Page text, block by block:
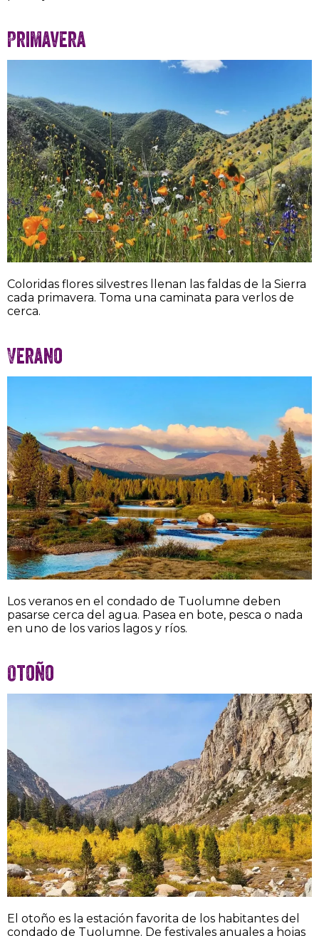
Primavera
Coloridas flores silvestres llenan las faldas de la Sierra
cada primavera. Toma una caminata para verlos de
cerca.
Verano
Los veranos en el condado de Tuolumne deben
pasarse cerca del agua. Pasea en bote, pesca o nada
en uno de los varios lagos y ríos.
Otoño
El otoño es la estación favorita de los habitantes del
condado de Tuolumne. De festivales anuales a hojas